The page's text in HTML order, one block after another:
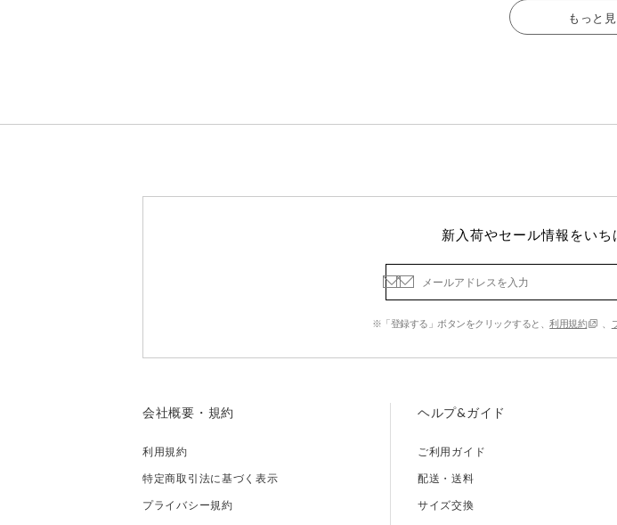
もっと
新入荷やセール情報をいち
※「登録する」ボタンをクリックすると、利用規約
会社概要・規約
利用規約
特定商取引法に基づく表示
プライバシー規約
ヘルプ&ガイド
ご利用ガイド
配送・送料
サイズ交換